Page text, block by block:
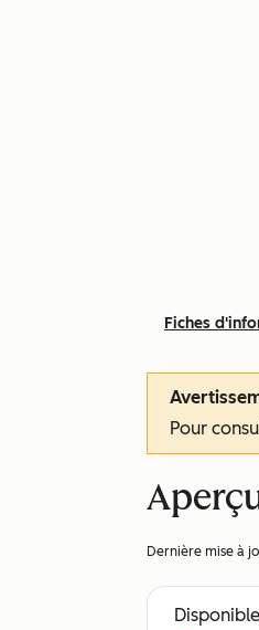
Fiches
Pour
Dernière mise à